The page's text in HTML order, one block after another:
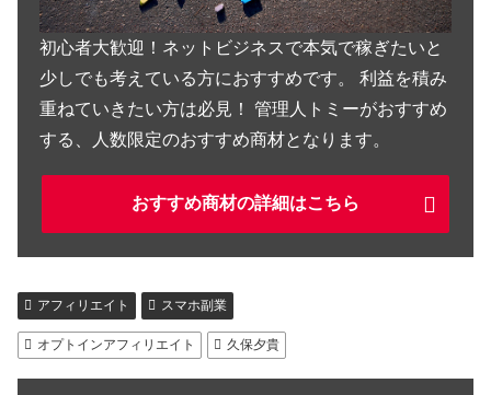
初心者大歓迎！ネットビジネスで本気で稼ぎたいと
少しでも考えている方におすすめです。 利益を積み
重ねていきたい方は必見！ 管理人トミーがおすすめ
する、人数限定のおすすめ商材となります。
おすすめ商材の詳細はこちら
アフィリエイト スマホ副業
オプトインアフィリエイト 久保夕貴